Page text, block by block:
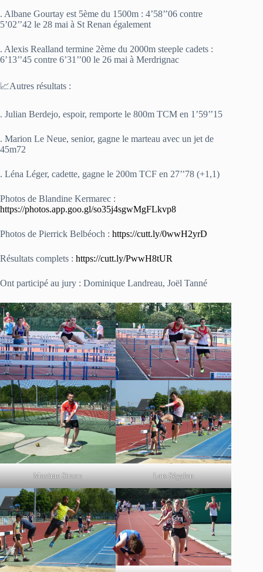
. Albane Gourtay est 5ème du 1500m : 4’58’’06 contre
5’02’’42 le 28 mai à St Renan également
. Alexis Realland termine 2ème du 2000m steeple cadets :
6’13’’45 contre 6’31’’00 le 26 mai à Merdrignac
📈Autres résultats :
. Julian Berdejo, espoir, remporte le 800m TCM en 1’59’’15
. Marion Le Neue, senior, gagne le marteau avec un jet de
45m72
. Léna Léger, cadette, gagne le 200m TCF en 27’’78 (+1,1)
Photos de Blandine Kermarec :
https://photos.app.goo.gl/so35j4sgwMgFLkvp8
Photos de Pierrick Belbéoch : https://cutt.ly/0wwH2yrD
Résultats complets : https://cutt.ly/PwwH8tUR
Ont participé au jury : Dominique Landreau, Joël Tanné
Maxime Simon Lars Ségalen